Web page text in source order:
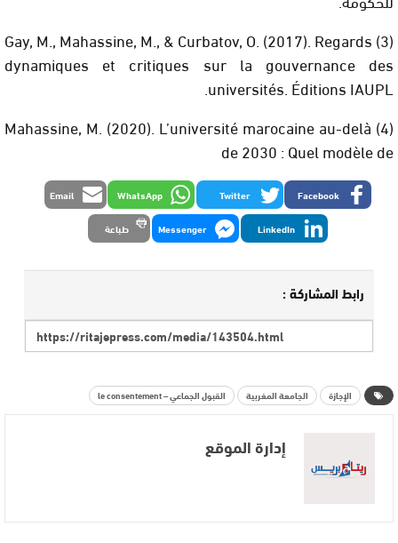
(3) Gay, M., Mahassine, M., & Curbatov, O. (2017). Regards
dynamiques et critiques sur la gouvernance des
universités. Éditions IAUPL.
(4) Mahassine, M. (2020). L’université marocaine au-delà
de 2030 : Quel modèle de
Facebook
Twitter
WhatsApp
Email
LinkedIn
Messenger طباعة
رابط المشاركة :
الإجازة الجامعة المغربية القبول الجماعي – le consentement
إدارة الموقع